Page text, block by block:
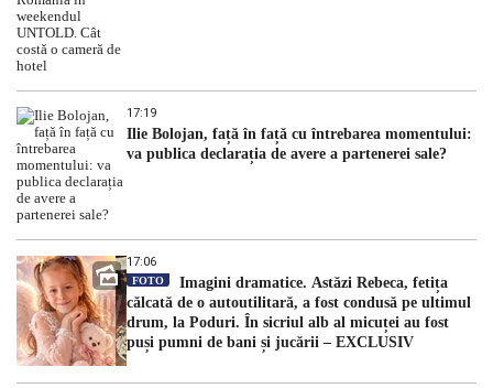
17:19
Ilie Bolojan, față în față cu întrebarea momentului:
va publica declarația de avere a partenerei sale?
17:06
FOTO
Imagini dramatice. Astăzi Rebeca, fetița
călcată de o autoutilitară, a fost condusă pe ultimul
drum, la Poduri. În sicriul alb al micuței au fost
puși pumni de bani și jucării – EXCLUSIV